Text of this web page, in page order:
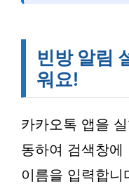
빈방 알림
워요!
카카오톡 앱을 실
동하여 검색창에
이름을 입력합